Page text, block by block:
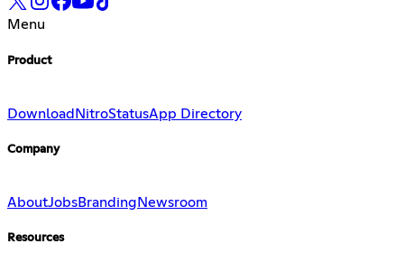
Menu
Product
Download NitroStatusApp Directory
Company
AboutJobsBranding Newsroom
Resources